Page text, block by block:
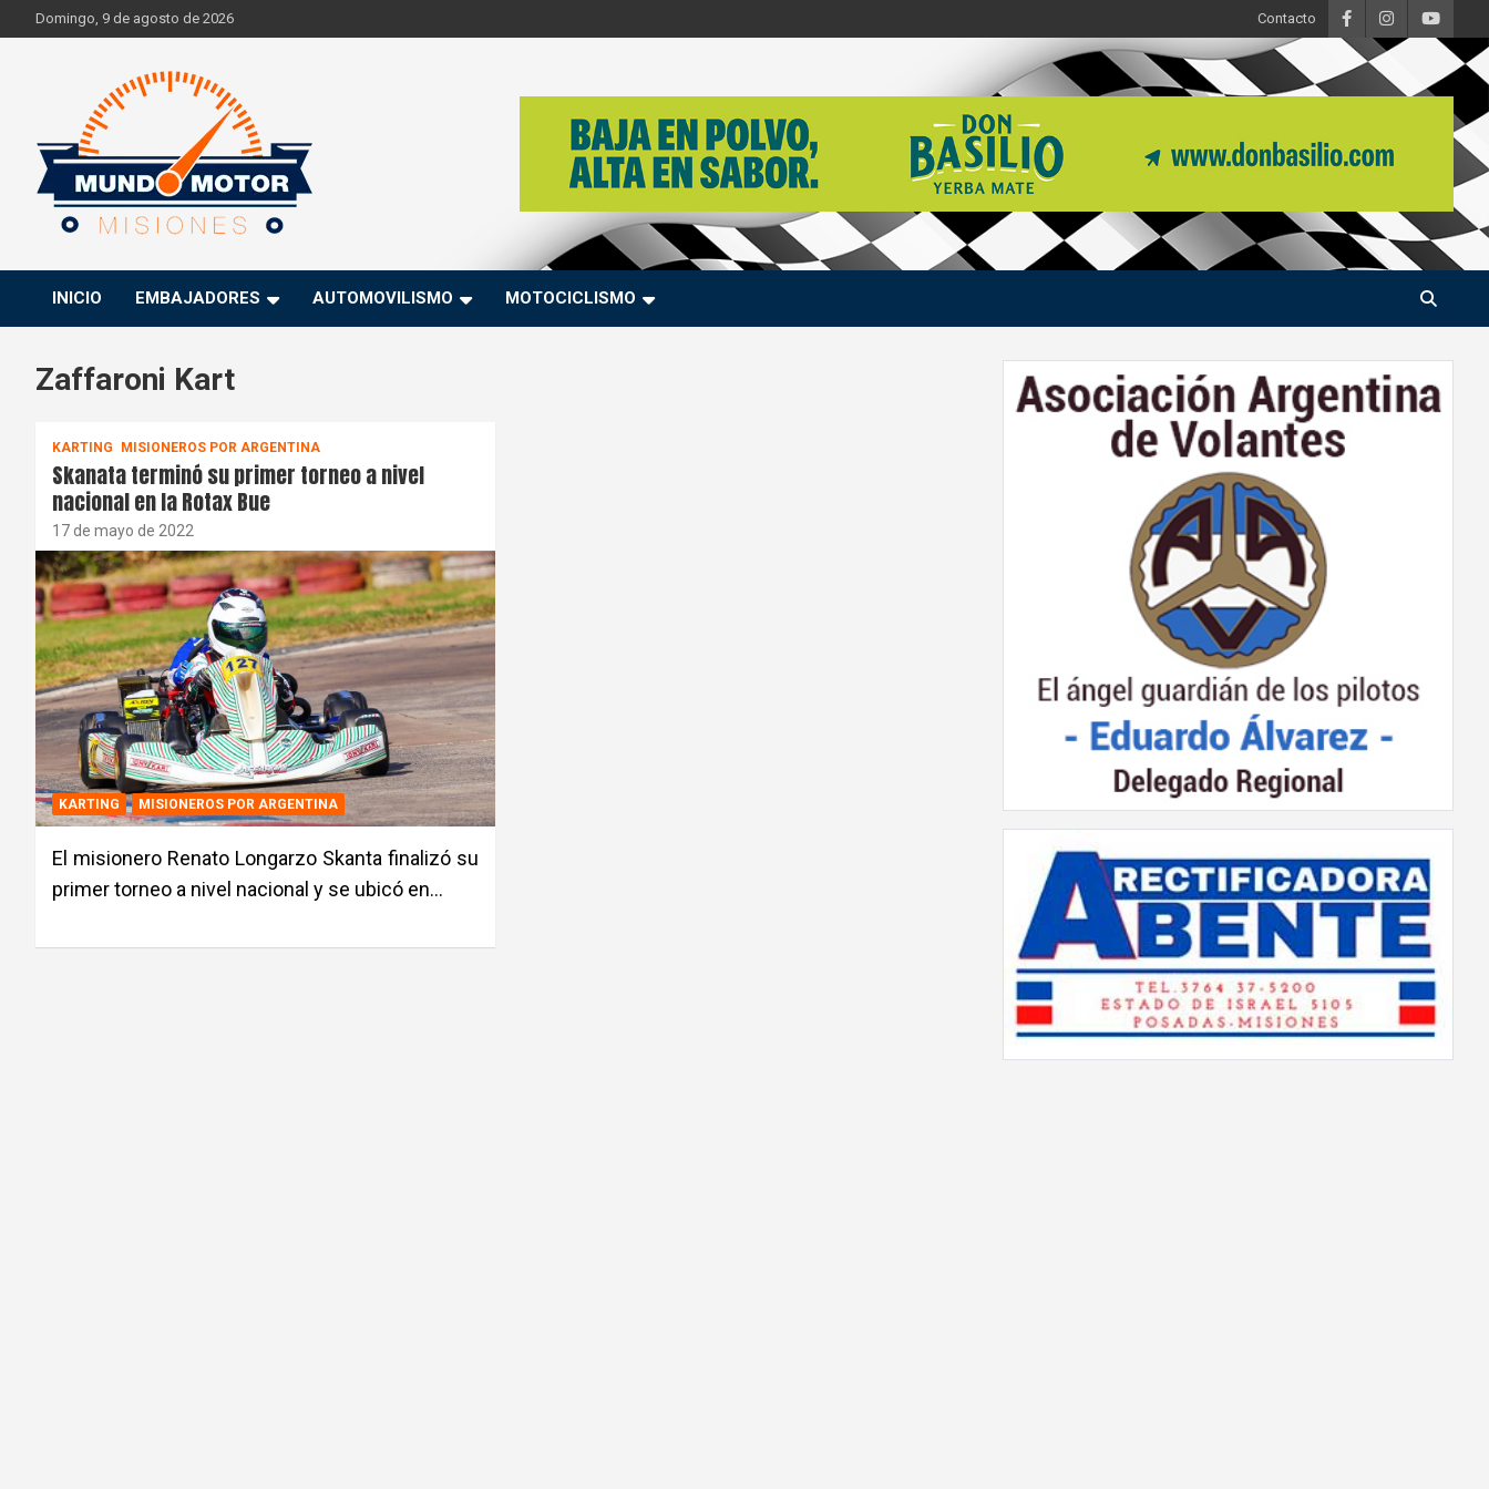
to
Domingo, 9 de agosto de 2026 Contacto
Mundo Motor Misiones
INICIO EMBAJADORES AUTOMOVILISMO MOTOCICLISMO
Zaffaroni Kart
KARTING MISIONEROS POR ARGENTINA
Skanata terminó su primer torneo a nivel
nacional en la Rotax Bue
17 de mayo de 2022
KARTING MISIONEROS POR ARGENTINA
El misionero Renato Longarzo Skanta finalizó su
primer torneo a nivel nacional y se ubicó en…